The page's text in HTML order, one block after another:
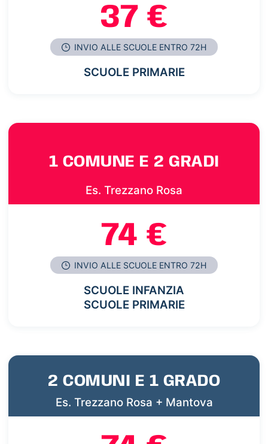
37 €
INVIO ALLE SCUOLE ENTRO 72H
SCUOLE PRIMARIE
1 COMUNE E 2 GRADI
Es. Trezzano Rosa
74 €
INVIO ALLE SCUOLE ENTRO 72H
SCUOLE INFANZIA
SCUOLE PRIMARIE
2 COMUNI E 1 GRADO
Es. Trezzano Rosa + Mantova